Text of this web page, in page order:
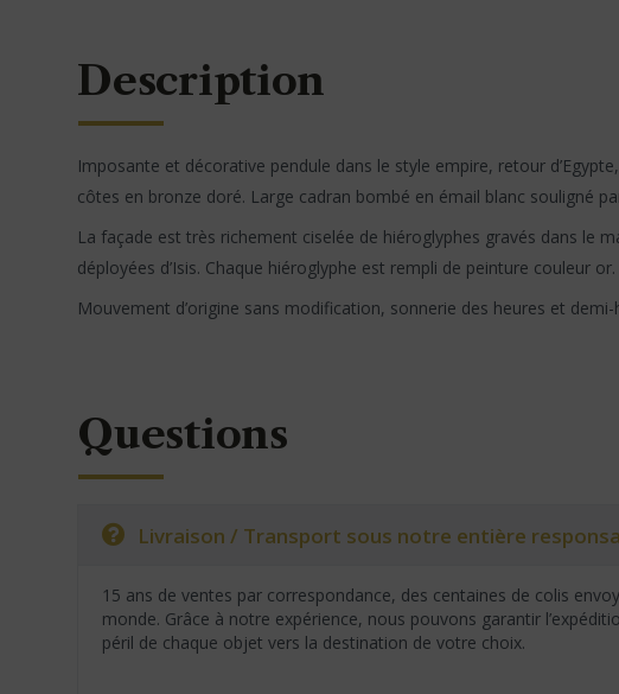
Description
Imposante et décorative pendule dans le style empire, retour
côtes en bronze doré. Large cadran bombé en émail blanc souligné
La façade est très richement ciselée de hiéroglyphes gravés dans le
déployées d’Isis. Chaque hiéroglyphe est rempli de peinture couleur or.
Mouvement d’origine sans modification, sonnerie des heures et
Questions
Livraison / Transport sous notre entière
15 ans de ventes par correspondance, des centaines de colis
monde. Grâce à notre expérience, nous pouvons garantir
péril de chaque objet vers la destination de votre choix.